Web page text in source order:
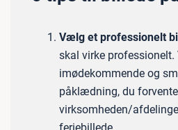
Vælg et professionelt
skal virke
imødekommende og
påklædning, du
virksomheden/